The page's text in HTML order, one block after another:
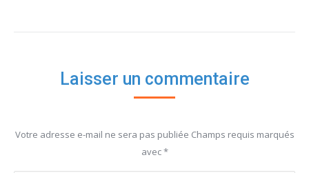
Laisser un commentaire
Votre adresse e-mail ne sera pas publiée Champs requis marqués
avec*